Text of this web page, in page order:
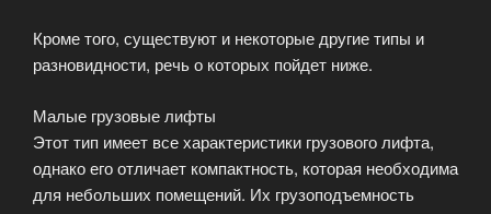
Кроме того, существуют и некоторые другие типы и
разновидности, речь о которых пойдет ниже.
Малые грузовые лифты
Этот тип имеет все характеристики грузового лифта,
однако его отличает компактность, которая необходима
для небольших помещений. Их грузоподъемность